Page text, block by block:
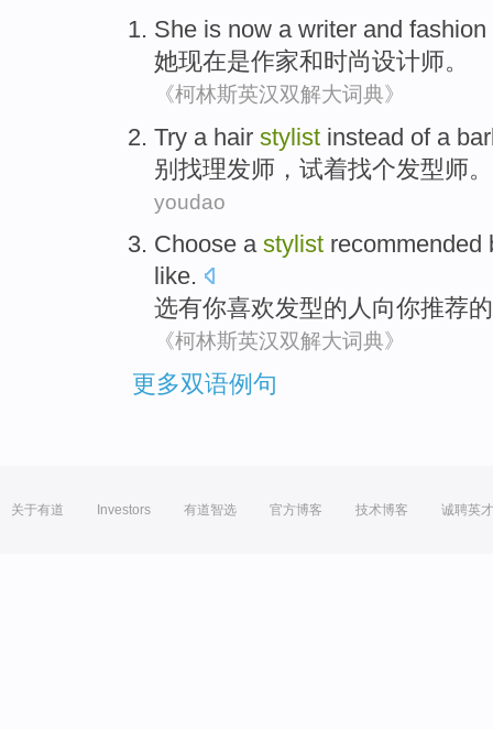
She is now a writer and fashion
她现在是作家和时尚设计师。
《柯林斯英汉双解大词典》
Try a hair stylist instead of a
别找理发师 ， 试着找个发型师。
youdao
Choose a stylist recommended
like.
选有你喜欢发型的 人向你推荐
《柯林斯英汉双解大词典》
更多双语例句
关于有道 Investors 有道智选 官方博客 技术博客 诚聘英才